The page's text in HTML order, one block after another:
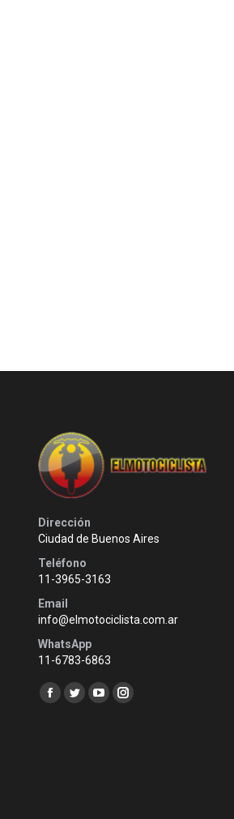
Dirección
Ciudad de Buenos Aires
Teléfono
11-3965-3163
Email
info@elmotociclista.com.ar
WhatsApp
11-6783-6863
Encuéntranos en:
Facebook
TwitterYouTubeInstagram